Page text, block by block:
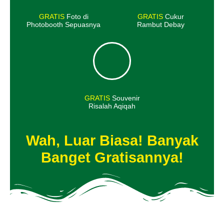
GRATISFoto di
Photobooth Sepuasnya
GRATISCukur
Rambut Debay
GRATISSouvenir
Risalah Aqiqah
Wah, Luar Biasa! Banyak
Banget Gratisannya!